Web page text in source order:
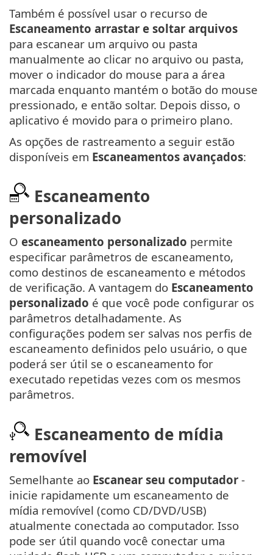
Também é possível usar o recurso de
Escaneamento arrastar e soltar arquivos
para escanear um arquivo ou pasta
manualmente ao clicar no arquivo ou pasta,
mover o indicador do mouse para a área
marcada enquanto mantém o botão do mouse
pressionado, e então soltar. Depois disso, o
aplicativo é movido para o primeiro plano.
As opções de rastreamento a seguir estão
disponíveis em Escaneamentos avançados:
Escaneamento
personalizado
O escaneamento personalizado permite
especificar parâmetros de escaneamento,
como destinos de escaneamento e métodos
de verificação. A vantagem do Escaneamento
personalizado é que você pode configurar os
parâmetros detalhadamente. As
configurações podem ser salvas nos perfis de
escaneamento definidos pelo usuário, o que
poderá ser útil se o escaneamento for
executado repetidas vezes com os mesmos
parâmetros.
Escaneamento de mídia
removível
Semelhante ao Escanear seu computador -
inicie rapidamente um escaneamento de
mídia removível (como CD/DVD/USB)
atualmente conectada ao computador. Isso
pode ser útil quando você conectar uma